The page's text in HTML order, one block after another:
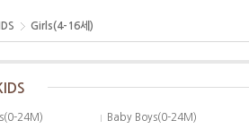
Girls(4-16세)
24M) Baby Boys(0-24M)